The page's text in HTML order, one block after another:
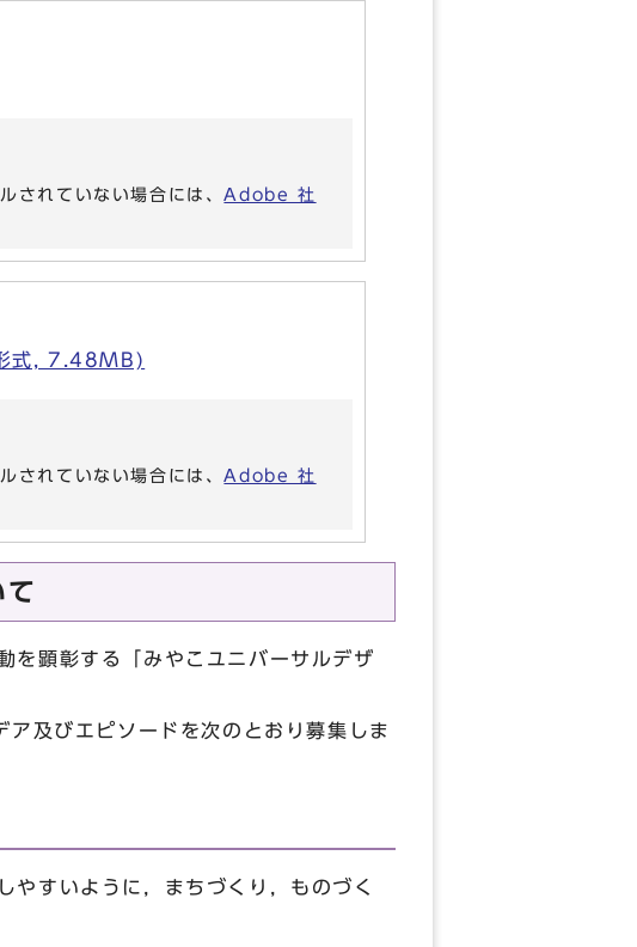
されていない場合には、Adobe 社
式, 7.48MB)
されていない場合には、Adobe 社
て
を顕彰する「みやこユニバーサルデザ
及びエピソードを次のとおり募集しま
すいように，まちづくり，ものづく